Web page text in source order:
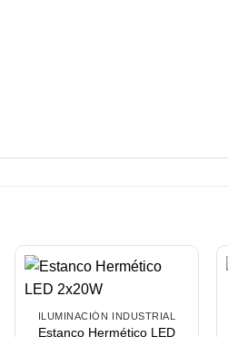
ILUMINACIÓN INDUSTRIAL
Estanco Hermético LED